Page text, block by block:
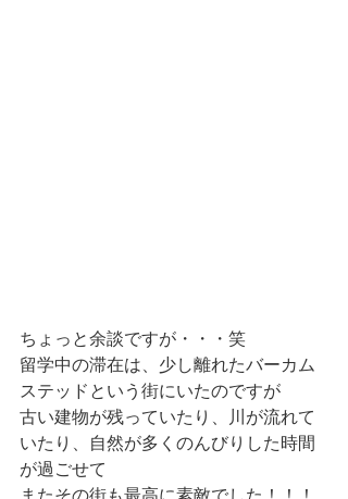
ちょっと余談ですが・・・笑
留学中の滞在は、少し離れたバーカム
ステッドという街にいたのですが
古い建物が残っていたり、川が流れて
いたり、自然が多くのんびりした時間
が過ごせて